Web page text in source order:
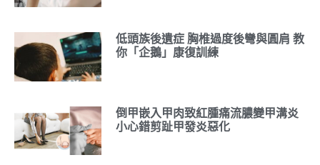
低頭族後遺症 胸椎過度後彎與圓肩 教
你「企鵝」康復訓練
倒甲嵌入甲肉致紅腫痛流膿變甲溝炎
小心錯剪趾甲發炎惡化